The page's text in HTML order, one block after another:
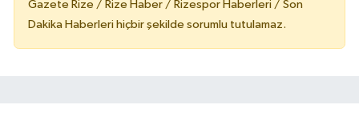
Gazete Rize / Rize Haber / Rizespor Haberleri / Son
Dakika Haberleri hiçbir şekilde sorumlu tutulamaz.